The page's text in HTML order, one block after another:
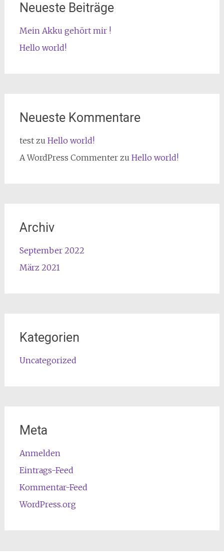
Neueste Beiträge
Mein Akku gehört mir !
Hello world!
Neueste Kommentare
testzu Hello world!
A WordPress Commenterzu Hello world!
Archiv
September 2022
März 2021
Kategorien
Uncategorized
Meta
Anmelden
Eintrags-Feed
Kommentar-Feed
WordPress.org